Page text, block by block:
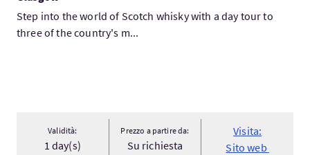
Step into the world of Scotch whisky with a day tour to
three of the country's m...
Validità:
1 day(s)
Prezzo a partire da:
Su richiesta
Visita:
Sito web